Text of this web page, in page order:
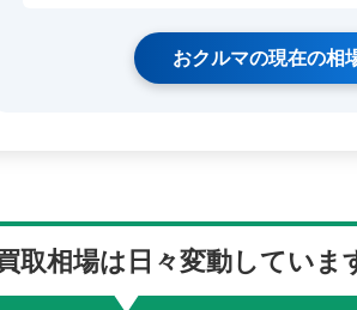
おクルマの現在の相
取相場は日々変動していま